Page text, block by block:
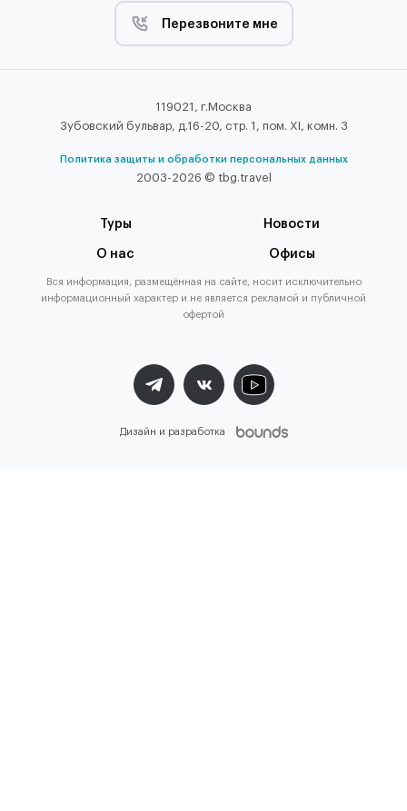
Перезвоните мне
119021, г.Москва
Зубовский бульвар, д.16-20, стр. 1, пом. XI, комн. 3
Политика защиты и обработки персональных данных
2003-2026 © tbg.travel
Туры Новости
О нас Офисы
Вся информация, размещённая на сайте, носит исключительно
информационный характер и не является рекламой и публичной
офертой
Дизайн и разработка